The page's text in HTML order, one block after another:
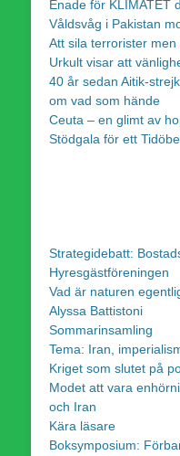
Enade för KLIMATET
Våldsvåg i Pakistan
Att sila terrorister
Urkult visar att
40 år sedan Aitik-
om vad som hände
Ceuta – en glimt av
Stödgala för ett
Strategidebatt:
Hyresgästföreningen
Vad är naturen
Alyssa Battistoni
Sommarinsamling
Tema: Iran,
Kriget som slutet på
Modet att vara
och Iran
Kära läsare
Boksymposium: